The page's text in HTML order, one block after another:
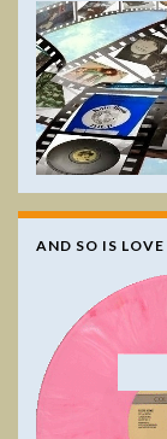
AND SO IS LOVE